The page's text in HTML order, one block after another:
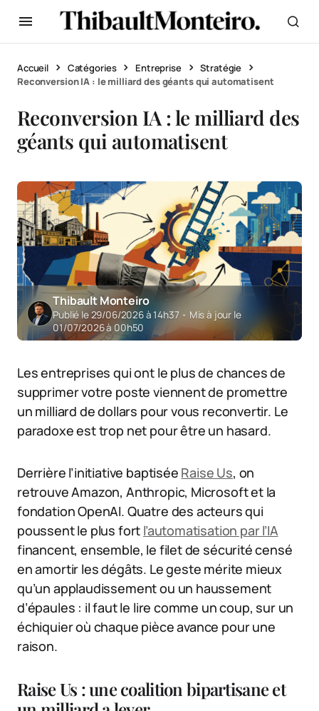
Accueil Catégories Entreprise
Stratégie
Reconversion IA : le milliard des géants qui automatisent
Reconversion IA : le milliard des
géants qui automatisent
Thibault Monteiro
Publié le 29/06/2026 à 14h37 • Mis à jour le
01/07/2026 à 00h50
Les entreprises qui ont le plus de chances de
supprimer votre poste viennent de promettre
un milliard de dollars pour vous reconvertir. Le
paradoxe est trop net pour être un hasard.
Derrière l’initiative baptisée Raise Us, on
retrouve Amazon, Anthropic, Microsoft et la
fondation OpenAI. Quatre des acteurs qui
poussent le plus fort l’automatisation par l’IA
financent, ensemble, le filet de sécurité censé
en amortir les dégâts. Le geste mérite mieux
qu’un applaudissement ou un haussement
d’épaules : il faut le lire comme un coup, sur un
échiquier où chaque pièce avance pour une
raison.
Raise Us : une coalition bipartisane et